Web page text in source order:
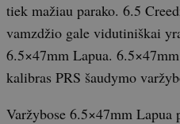
tiek mažiau parako. 6.5
vamzdžio gale vidutiniškai
6.5×47mm Lapua.
kalibras PRS šaudymo
Varžybose 6.5×47mm Lapua